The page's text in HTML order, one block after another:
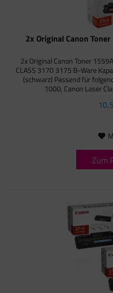
2x Original Canon
2x Original Canon Toner
CLASS 3170 3175 B-Ware
(schwarz) Passend für
1000, Canon Laser
Zum